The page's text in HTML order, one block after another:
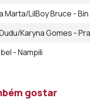
Marta/LilBoy Bruce - Bin
Karyna Gomes -
- Nampili
gostar